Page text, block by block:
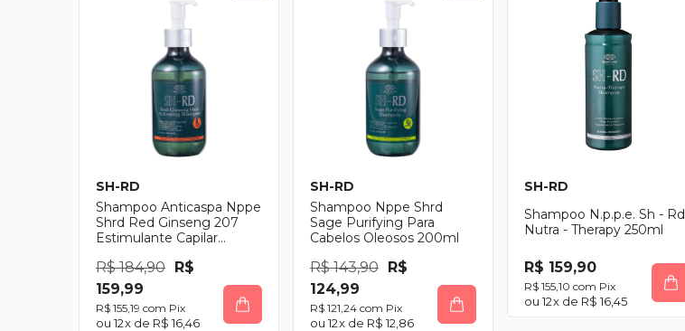
SH-RD
Shampoo Anticaspa Nppe
Shrd Red Ginseng 207
Estimulante Capilar
R$ 184,90 R$
159,99
R$ 155,19 com Pix
12x de R$ 16,46
SH-RD
Shampoo Nppe Shrd
Sage Purifying Para
Cabelos Oleosos 200ml
R$ 143,90 R$
124,99
R$ 121,24 com Pix
12x de R$ 12,86
SH-RD
Shampoo N.p.p.e. Sh - Rd
Nutra - Therapy 250ml
R$ 159,90
R$ 155,10 com Pix
12x de R$ 16,45